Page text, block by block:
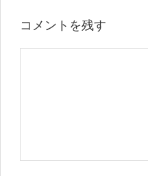
コメントを残す